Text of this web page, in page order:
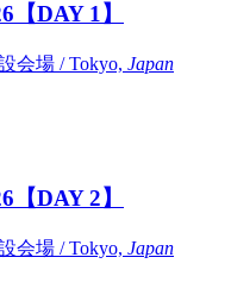
DAY 1】
会場 / Tokyo, Japan
DAY 2】
会場 / Tokyo, Japan